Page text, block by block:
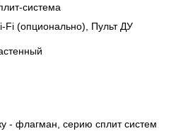
система
Fi (опционально), Пульт ДУ
- флагман, серию сплит систем